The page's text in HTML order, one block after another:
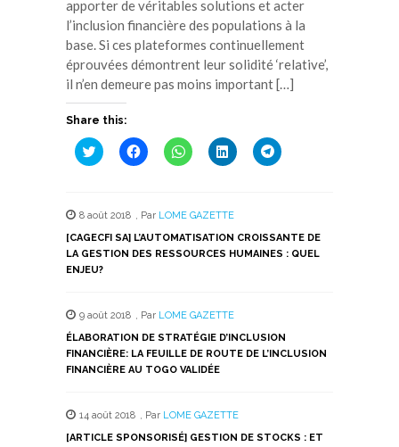
apporter de véritables solutions et acter
l’inclusion financière des populations à la
base. Si ces plateformes continuellement
éprouvées démontrent leur solidité ‘relative’,
il n’en demeure pas moins important […]
Share this:
Cliquez
pour
une
nouvelle
fenêtre)
Cliquez
pour
une
nouvelle
fenêtre)
Cliquez
pour
une
nouvelle
fenêtre)
Cliquez
pour
une
nouvelle
fenêtre)
Cliquez
pour
nouvelle
fenêtre)
8 août 2018 , Par LOME GAZETTE
[CAGECFI SA] L’AUTOMATISATION CROISSANTE DE
LA GESTION DES RESSOURCES HUMAINES : QUEL
ENJEU?
9 août 2018 , Par LOME GAZETTE
ÉLABORATION DE STRATÉGIE D’INCLUSION
FINANCIÈRE: LA FEUILLE DE ROUTE DE L’INCLUSION
FINANCIÈRE AU TOGO VALIDÉE
14 août 2018 , Par LOME GAZETTE
[ARTICLE SPONSORISÉ] GESTION DE STOCKS : ET